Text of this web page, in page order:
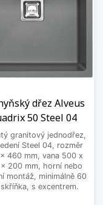
dřez Alveus
50 Steel 04
granitový jednodřez,
Steel 04, rozměr
460 mm, vana 500 x
200 mm, horní nebo
montáž, minimálně 60
s excentrem.